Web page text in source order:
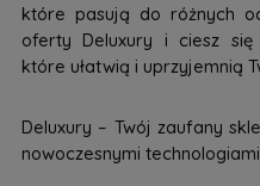
które pasują do różnych
oferty Deluxury i ciesz się
które ułatwią i uprzyjemnią
Deluxury – Twój zaufany
nowoczesnymi